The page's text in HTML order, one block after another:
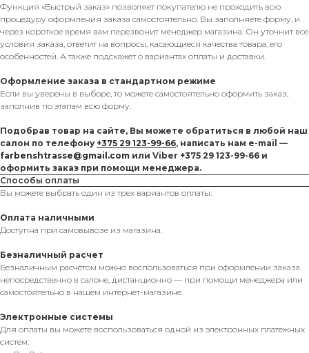
Функция «Быстрый заказ» позволяет покупателю не проходить всю
процедуру оформления заказа самостоятельно. Вы заполняете форму, и
через короткое время вам перезвонит менеджер магазина. Он уточнит все
условия заказа, ответит на вопросы, касающиеся качества товара, его
особенностей. А также подскажет о вариантах оплаты и доставки.
Оформление заказа в стандартном режиме
Если вы уверены в выборе, то можете самостоятельно оформить заказ,
заполнив по этапам всю форму.
Подобрав товар на сайте, Вы можете обратиться в любой наш
салон по телефону +375 29 123-99-66, написать нам e-mail —
farbenshtrasse@gmail.com или Viber +375 29 123-99-66 и
оформить заказ при помощи менеджера.
Способы оплаты
Вы можете выбрать один из трех вариантов оплаты:
Оплата наличными
Доступна при самовывозе из магазина.
Безналичный расчет
Безналичным расчётом можно воспользоваться при оформлении заказа
непосредственно в салоне, дистанционно — при помощи менеджера или
самостоятельно в нашем интернет-магазине.
Электронные системы
Для оплаты вы можете воспользоваться одной из электронных платежных
систем: